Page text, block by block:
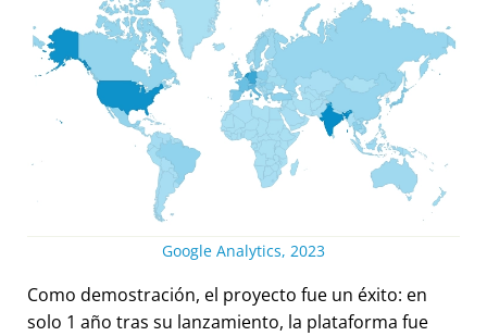
Google Analytics, 2023
Como demostración, el proyecto fue un éxito: en
solo 1 año tras su lanzamiento, la plataforma fue